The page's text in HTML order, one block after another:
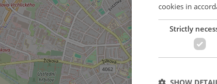
cookies in
Strictly